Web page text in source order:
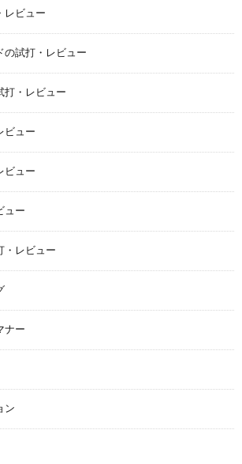
レビュー
の試打・レビュー
打・レビュー
ビュー
ビュー
ュー
・レビュー
ナー
ン